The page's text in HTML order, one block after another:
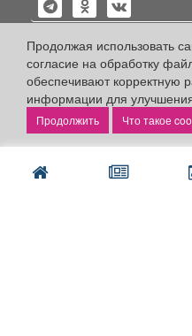
Продолжая использовать
согласие на обработку
обеспечивают корректную
информации для
Что такое
Политика конфиденциальности
Публикации с пометкой
«Партнёрский проект»
объявлениях.